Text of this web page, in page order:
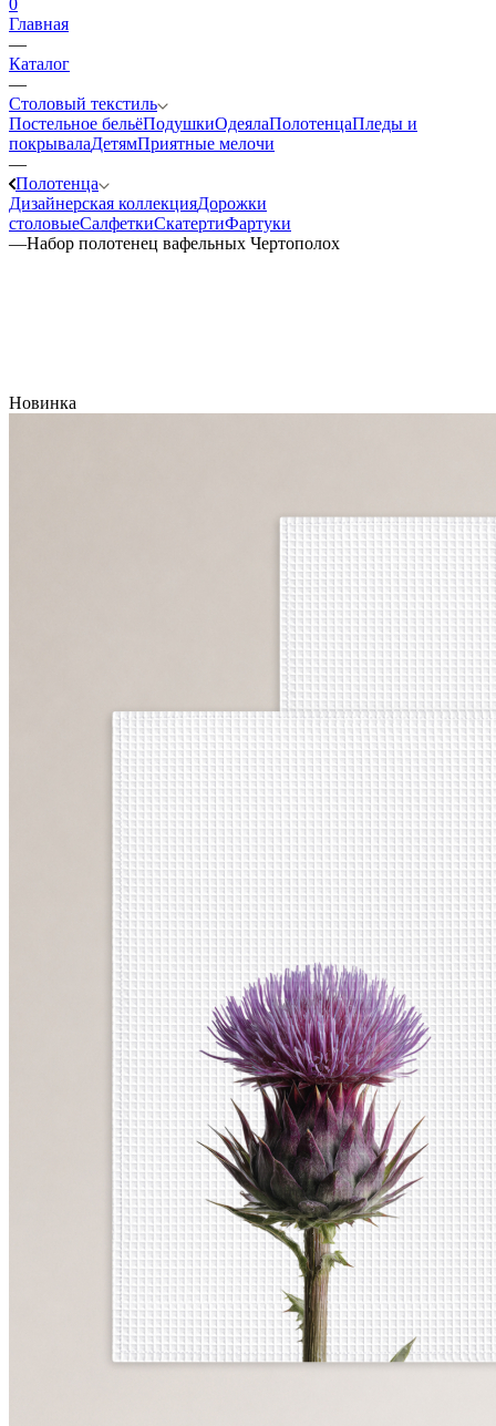
0
Главная
—
Каталог
—
Столовый текстиль
Постельное бельёПодушкиОдеялаПолотенцаПледы и
покрывалаДетямПриятные мелочи
—
Полотенца
Дизайнерская коллекцияДорожки
столовыеСалфеткиСкатертиФартуки
—Набор полотенец вафельных Чертополох
Новинка